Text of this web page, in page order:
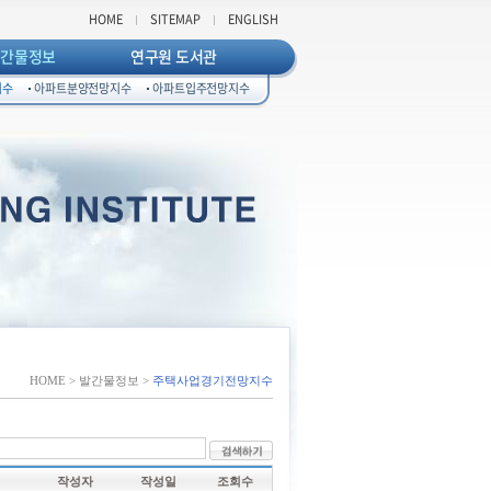
HOME SITEMAP ENGLISH
물정보
아파트분양전망지수 아파트입주전망지수
연구원 도서관
HOME > 발간물정보 > 주택사업경기전망지수
작성자 작성일 조회수